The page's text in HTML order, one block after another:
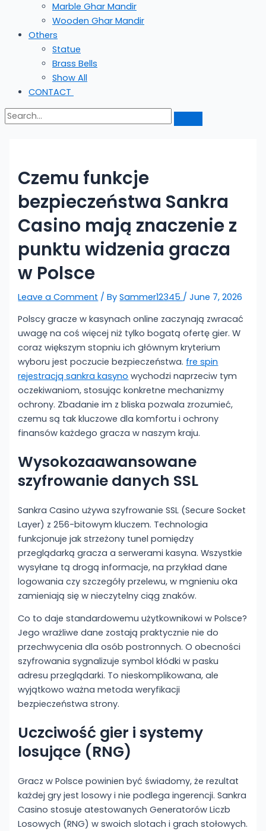
Marble Ghar Mandir
Wooden Ghar Mandir
Others
Statue
Brass Bells
Show All
CONTACT
Czemu funkcje
bezpieczeństwa Sankra
Casino mają znaczenie z
punktu widzenia gracza
w Polsce
Leave a Comment / BySammer12345 /June 7, 2026
Polscy gracze w kasynach online zaczynają zwracać
uwagę na coś więcej niż tylko bogatą ofertę gier. W
coraz większym stopniu ich głównym kryterium
wyboru jest poczucie bezpieczeństwa. fre spin
rejestracjq sankra kasyno wychodzi naprzeciw tym
oczekiwaniom, stosując konkretne mechanizmy
ochrony. Zbadanie im z bliska pozwala zrozumieć,
czemu są tak kluczowe dla komfortu i ochrony
finansów każdego gracza w naszym kraju.
Wysokozaawansowane
szyfrowanie danych SSL
Sankra Casino używa szyfrowanie SSL (Secure Socket
Layer) z 256-bitowym kluczem. Technologia
funkcjonuje jak strzeżony tunel pomiędzy
przeglądarką gracza a serwerami kasyna. Wszystkie
wysyłane tą drogą informacje, na przykład dane
logowania czy szczegóły przelewu, w mgnieniu oka
zamieniają się w nieczytelny ciąg znaków.
Co to daje standardowemu użytkownikowi w Polsce?
Jego wrażliwe dane zostają praktycznie nie do
przechwycenia dla osób postronnych. O obecności
szyfrowania sygnalizuje symbol kłódki w pasku
adresu przeglądarki. To nieskomplikowana, ale
wyjątkowo ważna metoda weryfikacji
bezpieczeństwa strony.
Uczciwość gier i systemy
losujące (RNG)
Gracz w Polsce powinien być świadomy, że rezultat
każdej gry jest losowy i nie podlega ingerencji. Sankra
Casino stosuje atestowanych Generatorów Liczb
Losowych (RNG) w swoich slotach i grach stołowych.